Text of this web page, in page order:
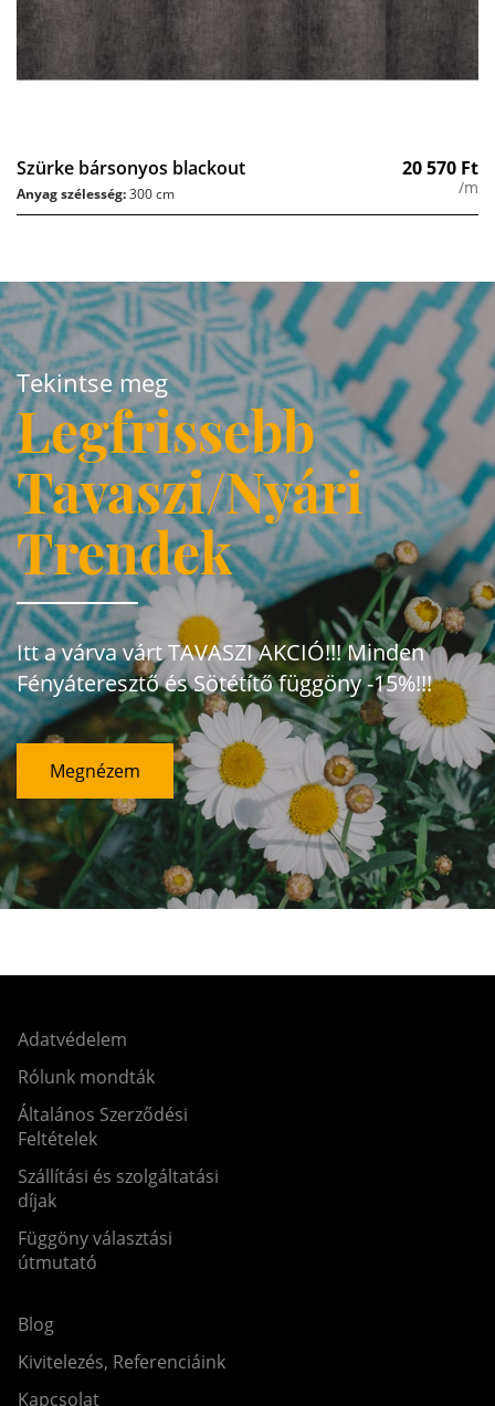
Szürke bársonyos blackout 20 570 Ft
/m
Anyag szélesség:300 cm
Tekintse meg
Legfrissebb
Tavaszi/Nyári
Trendek
Itt a várva várt TAVASZI AKCIÓ!!! Minden
Fényáteresztő és Sötétítő függöny -15%!!!
Megnézem
Adatvédelem
Rólunk mondták
Általános Szerződési
Feltételek
Szállítási és szolgáltatási
díjak
Függöny választási
útmutató
Blog
Kivitelezés, Referenciáink
Kapcsolat